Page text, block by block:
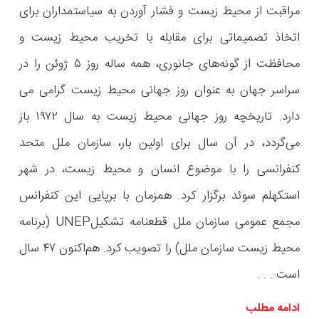
مراقبت از محیط زیست و فشار آوردن به سیاستمداران برای
اتخاذ تصمیماتی برای مقابله با تخریب محیط زیست و
محافظت از گونه‌های ‌جانوری، همه ساله روز ۵ ژوئن را در
سراسر جهان به عنوان روز جهانی محیط زیست گرامی می
دارد. تاریخچه روز جهانی محیط زیست به سال ۱۹۷۲ باز
می‌گردد، در آن سال برای اولین بار، سازمان ملل متحد
کنفرانسی را با موضوع انسان و محیط زیست، در شهر
استکهلم سوئد برگزار کرد. همزمان با برپایی این کنفرانس
مجمع عمومی سازمان ملل قطعنامه‌ تشکیلUNEP (برنامه
محیط زیست سازمان ملل) را تصویب کرد. هم‌اکنون ۴۷ سال
است . . .
ادامه مطلب